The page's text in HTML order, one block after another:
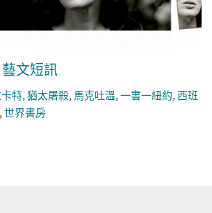
文短訊
特,猶太屠殺,馬克吐溫,一書一紐約,西班
,世界書房